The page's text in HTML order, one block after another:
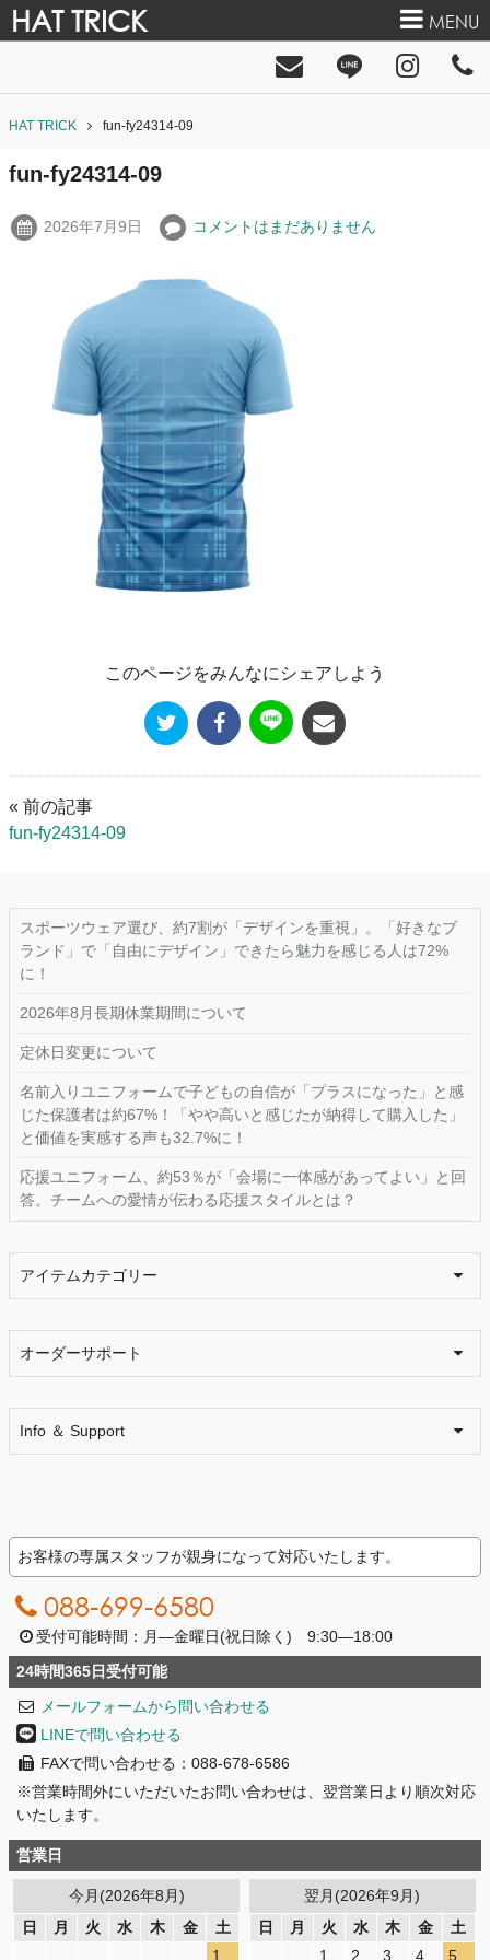
HAT TRICK MENU
HAT TRICK fun-fy24314-09
fun-fy24314-09
2026年7月9日 コメントはまだありません
このページをみんなにシェアしよう
« 前の記事
fun-fy24314-09
スポーツウェア選び、約7割が「デザインを重視」。「好きなブ
ランド」で「自由にデザイン」できたら魅力を感じる人は72%
に！
2026年8月長期休業期間について
定休日変更について
名前入りユニフォームで子どもの自信が「プラスになった」と感
じた保護者は約67%！「やや高いと感じたが納得して購入した」
と価値を実感する声も32.7%に！
応援ユニフォーム、約53％が「会場に一体感があってよい」と回
答。チームへの愛情が伝わる応援スタイルとは？
アイテムカテゴリー
オーダーサポート
Info ＆ Support
お客様の専属スタッフが親身になって対応いたします。
088-699-6580
受付可能時間：月―金曜日(祝日除く) 9:30―18:00
24時間365日受付可能
メールフォームから問い合わせる
LINEで問い合わせる
FAXで問い合わせる：088-678-6586
※営業時間外にいただいたお問い合わせは、翌営業日より順次対応
いたします。
営業日
今月(2026年8月)
日
月 火 水 木 金
土
1
翌月(2026年9月)
日
月 火 水 木 金
土
1
2 3 4 5